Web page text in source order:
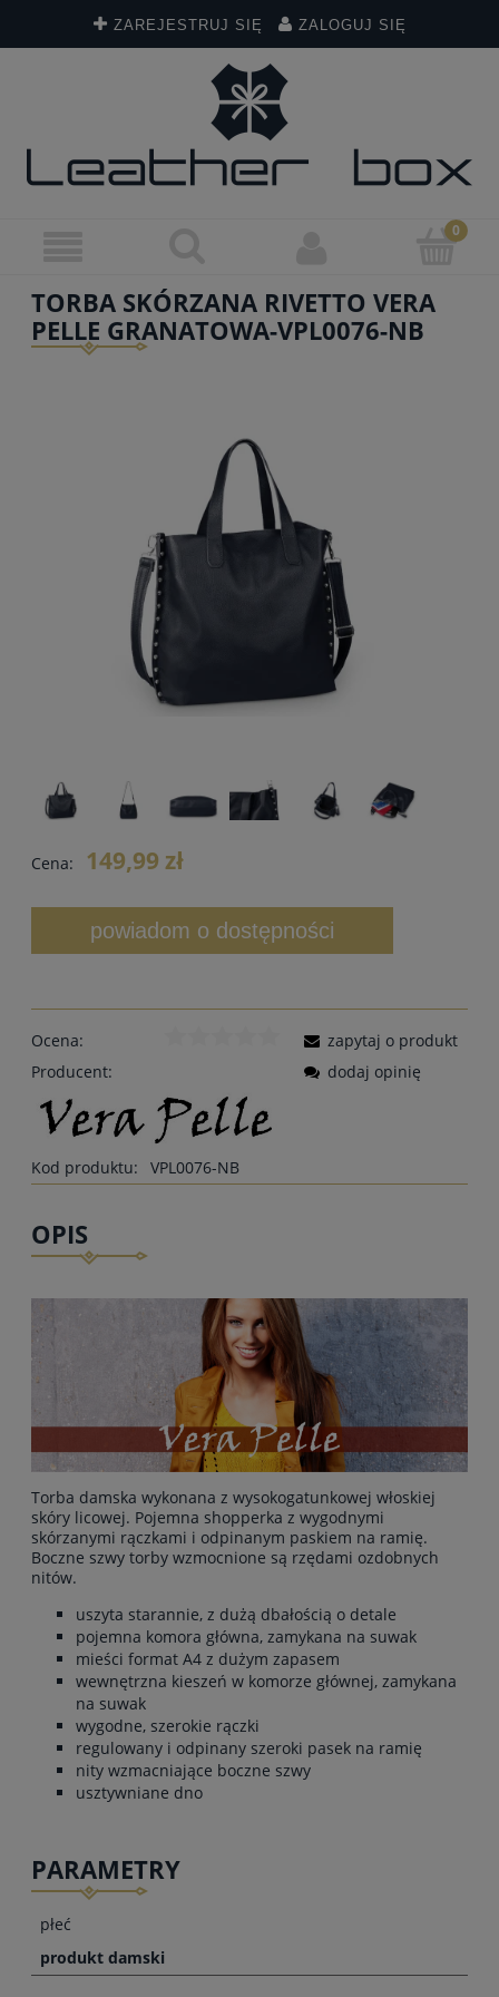
ZAREJESTRUJ SIĘ ZALOGUJ SIĘ
TORBA SKÓRZANA RIVETTO VERA
PELLE GRANATOWA-VPL0076-NB
Cena: 149,99 zł
powiadom o dostępności
Ocena:
Producent:
Kod produktu: VPL0076-NB
zapytaj o produkt
dodaj opinię
OPIS
Torba damska wykonana z wysokogatunkowej włoskiej
skóry licowej. Pojemna shopperka z wygodnymi
skórzanymi rączkami i odpinanym paskiem na ramię.
Boczne szwy torby wzmocnione są rzędami ozdobnych
nitów.
uszyta starannie, z dużą dbałością o detale
pojemna komora główna, zamykana na suwak
mieści format A4 z dużym zapasem
wewnętrzna kieszeń w komorze głównej, zamykana
na suwak
wygodne, szerokie rączki
regulowany i odpinany szeroki pasek na ramię
nity wzmacniające boczne szwy
usztywniane dno
PARAMETRY
płeć
produkt damski